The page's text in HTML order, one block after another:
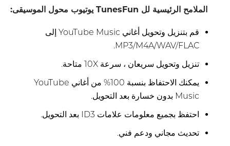
الملامح الرئيسية لل TunesFun يوتيوب محول الموسيقى:
قم بتنزيل وتحويل أغاني YouTube Music إلى
MP3/M4A/WAV/FLAC.
تنزيل وتحويل سريعان ، سرعة 10X متاحة.
يمكنك الاحتفاظ بنسبة 100% من أغاني YouTube
Music بدون خسارة بعد التحويل.
احتفظ بجميع معلومات علامات ID3 بعد التحويل.
تحديث مجاني ودعم فني.